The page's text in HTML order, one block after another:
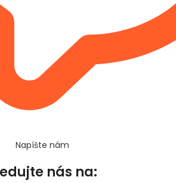
Napíšte nám
nás na: